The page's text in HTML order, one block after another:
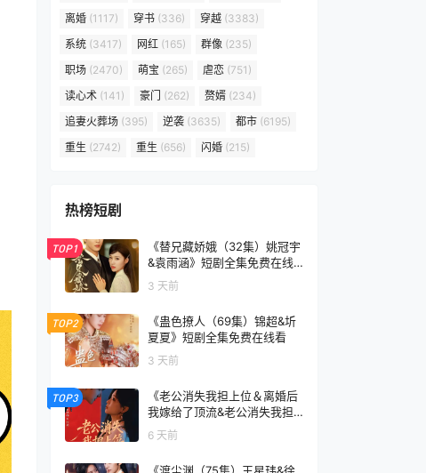
离婚 (1117) 穿书 (336) 穿越 (3383)
系统 (3417) 网红 (165) 群像 (235)
职场 (2470) 萌宝 (265) 虐恋 (751)
读心术 (141) 豪门 (262) 赘婿 (234)
追妻火葬场 (395) 逆袭 (3635) 都市 (6195)
重生 (2742) 重生 (656) 闪婚 (215)
热榜短剧
TOP1
《替兄藏娇娥（32集）姚冠宇
&袁雨涵》短剧全集免费在线
看
3 天前
TOP2
《蛊色撩人（69集）锦超&圻
夏夏》短剧全集免费在线看
3 天前
TOP3
《老公消失我担上位＆离婚后
我嫁给了顶流&老公消失我担
上位离婚后我嫁给了顶流（76
集）李卓扬＆邓灵枢》短剧全
6 天前